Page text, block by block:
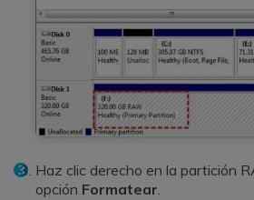
Haz clic derecho en la partición
opción Formatear.